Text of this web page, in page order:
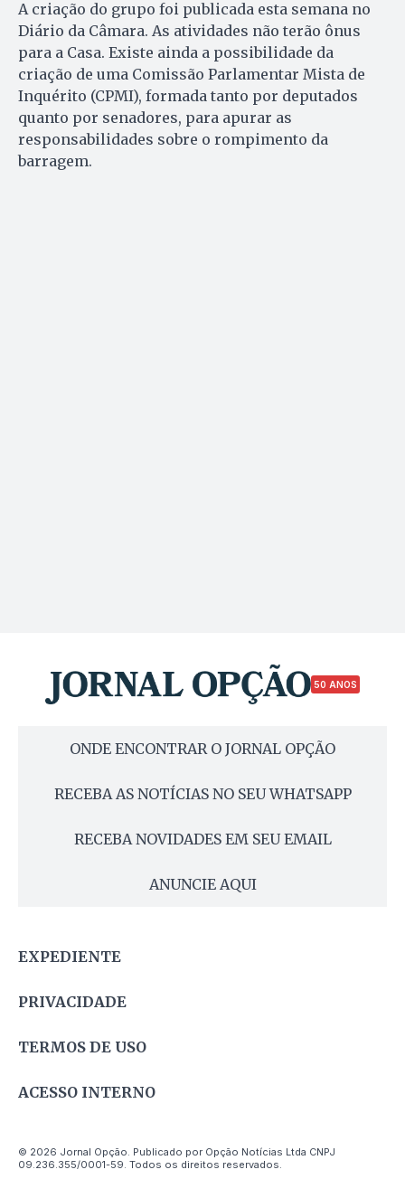
A criação do grupo foi publicada esta semana no
Diário da Câmara. As atividades não terão ônus
para a Casa. Existe ainda a possibilidade da
criação de uma Comissão Parlamentar Mista de
Inquérito (CPMI), formada tanto por deputados
quanto por senadores, para apurar as
responsabilidades sobre o rompimento da
barragem.
50 ANOS
ONDE ENCONTRAR O JORNAL OPÇÃO
RECEBA AS NOTÍCIAS NO SEU WHATSAPP
RECEBA NOVIDADES EM SEU EMAIL
ANUNCIE AQUI
EXPEDIENTE
PRIVACIDADE
TERMOS DE USO
ACESSO INTERNO
© 2026 Jornal Opção. Publicado por Opção Notícias Ltda CNPJ
09.236.355/0001-59. Todos os direitos reservados.